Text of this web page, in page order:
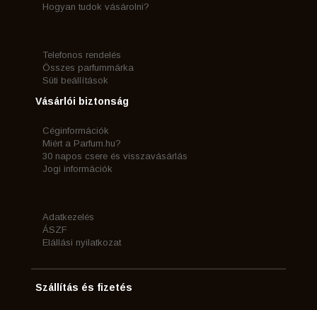
Hogyan tudok vásárolni?
Telefonos rendelés
Összes parfummárka
Süti beállítások
Vásárlói biztonság
Céginformációk
Miért a Parfum.hu?
30 napos csere és visszavásárlás
Jogi információk
Adatkezelés
ÁSZF
Elállási nyilatkozat
Szállítás és fizetés